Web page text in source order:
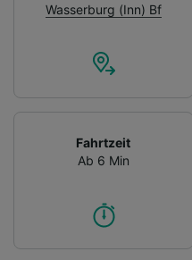
Wasserburg (Inn) Bf
Fahrtzeit
Ab 6 Min